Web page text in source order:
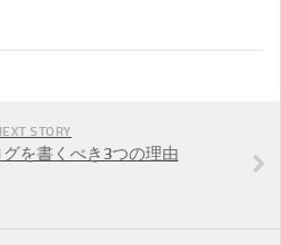
STORY
を書くべき3つの理由